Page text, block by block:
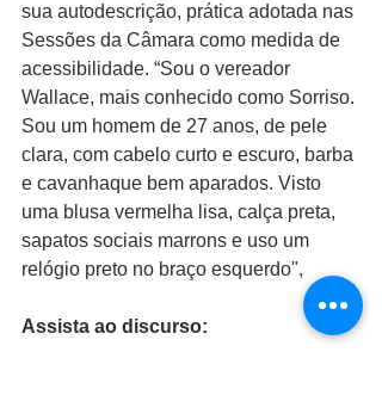
sua autodescrição, prática adotada nas
Sessões da Câmara como medida de
acessibilidade. “Sou o vereador
Wallace, mais conhecido como Sorriso.
Sou um homem de 27 anos, de pele
clara, com cabelo curto e escuro, barba
e cavanhaque bem aparados. Visto
uma blusa vermelha lisa, calça preta,
sapatos sociais marrons e uso um
relógio preto no braço esquerdo",
Assista ao discurso: